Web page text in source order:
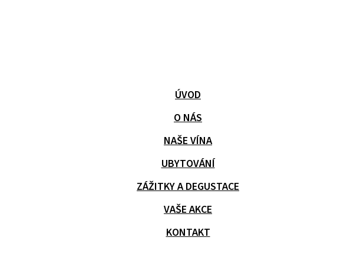
ÚVOD
O NÁS
NAŠE VÍNA
UBYTOVÁNÍ
ZÁŽITKY A DEGUSTACE
VAŠE AKCE
KONTAKT